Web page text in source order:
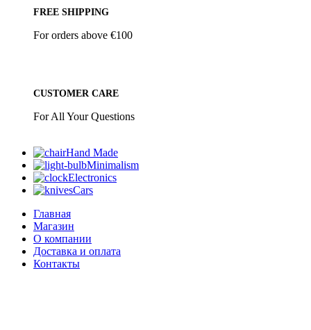
FREE SHIPPING
For orders above €100
CUSTOMER CARE
For All Your Questions
Hand Made
Minimalism
Electronics
Cars
Главная
Магазин
О компании
Доставка и оплата
Контакты